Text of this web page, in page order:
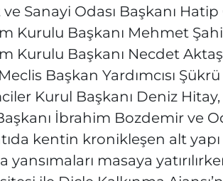
Sanayi Odası Başkanı Hatip
Kurulu Başkanı Mehmet
Kurulu Başkanı Necdet
Başkan Yardımcısı
Kurul Başkanı Deniz
İbrahim Bozdemir ve
kentin kronikleşen alt
yansımaları masaya